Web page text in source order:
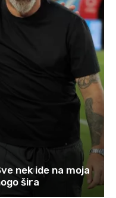
nek ide na moja
šira